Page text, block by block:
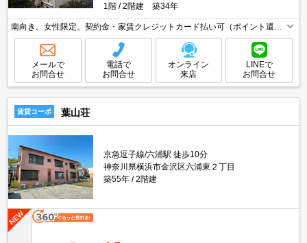
1階
2階建 築34年
南向き。女性限定。契約金・家賃クレジットカード払い可（ポイント還元
あり）。仲介手数料家賃の55%。経済的な都市ガス使用。現地待ち合わ
せ、物件ご案内可能。最新の空室状況はお気軽にお問い合わせ下さい。
メールで
お問合せ
電話で
お問合せ
オンライン
来店
LINEで
お問合せ
賃貸コーポ 葉山荘
京急逗子線/六浦駅 徒歩10分
神奈川県横浜市金沢区六浦東２丁目
築55年
2階建